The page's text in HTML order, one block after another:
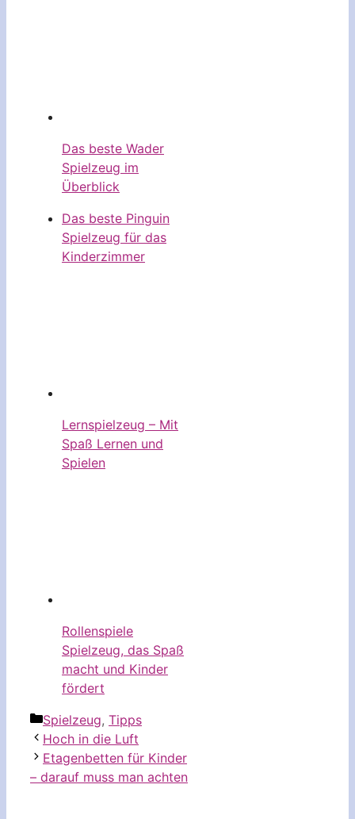
Das beste Wader
Spielzeug im
Überblick
Das beste Pinguin
Spielzeug für das
Kinderzimmer
Lernspielzeug – Mit
Spaß Lernen und
Spielen
Rollenspiele
Spielzeug, das Spaß
macht und Kinder
fördert
Kategorien
Spielzeug, Tipps
Hoch in die Luft
Etagenbetten für Kinder
– darauf muss man achten